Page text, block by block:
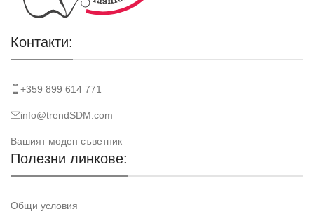
Контакти:
+359 899 614 771
info@trendSDM.com
Вашият моден съветник
Полезни линкове:
Общи условия